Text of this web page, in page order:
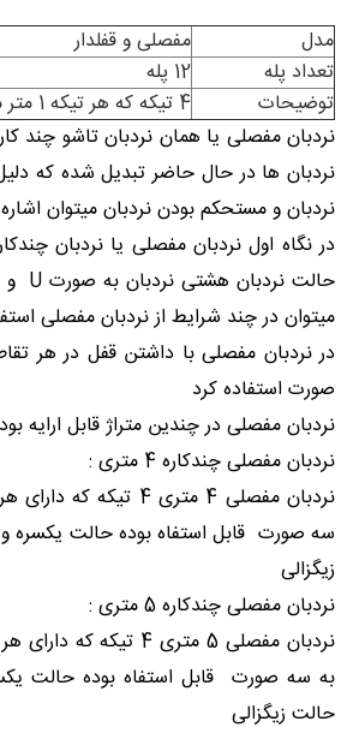
مدل
مفصلی و قفلدار
تعداد پله
12 پله
توضیحات
4 تیکه که هر تیکه 1 متر میباشد
نردبان مفصلی یا همان نردبان تاشو چند
نردبان ها در حال حاضر تبدیل شده که
نردبان و مستحکم بودن نردبان میتوان
در نگاه اول نردبان مفصلی یا نردبان
میتوان در چند شرایط از نردبان مفصلی
در نردبان مفصلی با داشتن قفل در هر
صورت استفاده کرد
نردبان مفصلی در چندین متراژ قابل ارایه
نردبان مفصلی چندکاره 4 متری :
سه صورت قابل استفاه بوده حالت
زیگزالی
نردبان مفصلی چندکاره 5 متری :
به سه صورت قابل استفاه بوده حالت
حالت زیگزالی